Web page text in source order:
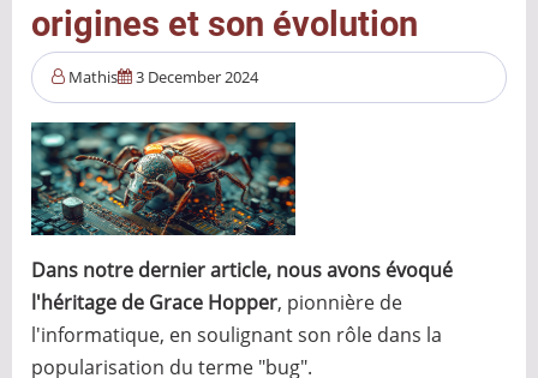
2038
:
une
nouvelle
bombe
à
retardement
les
systèmes
Unix
origines et son évolution
Mathis 3 December 2024
Dans notre dernier article, nous avons évoqué
l'héritage de Grace Hopper, pionnière de
l'informatique, en soulignant son rôle dans la
popularisation du terme "bug".